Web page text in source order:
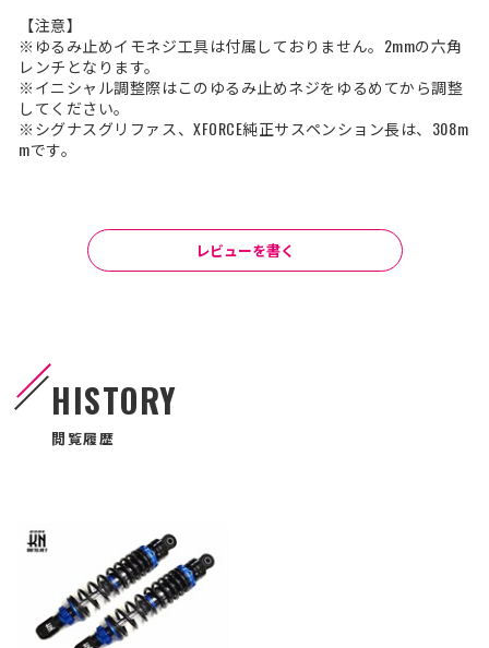
【注意】
※ゆるみ止めイモネジ工具は付属しておりません。2mmの六角
レンチとなります。
※イニシャル調整際はこのゆるみ止めネジをゆるめてから調整
してください。
※シグナスグリファス、XFORCE純正サスペンション長は、308m
mです。
レビューを書く
HISTORY
閲覧履歴